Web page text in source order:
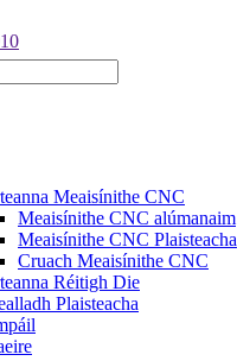
Meaisínithe CNC
Meaisínithe CNC alúmanaim
Meaisínithe CNC Plaisteacha
Cruach Meaisínithe CNC
Réitigh Die
Plaisteacha